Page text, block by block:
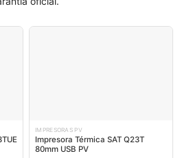
IMPRESORAS PV
Impresora Térmica SAT Q23T
80mm USB PV